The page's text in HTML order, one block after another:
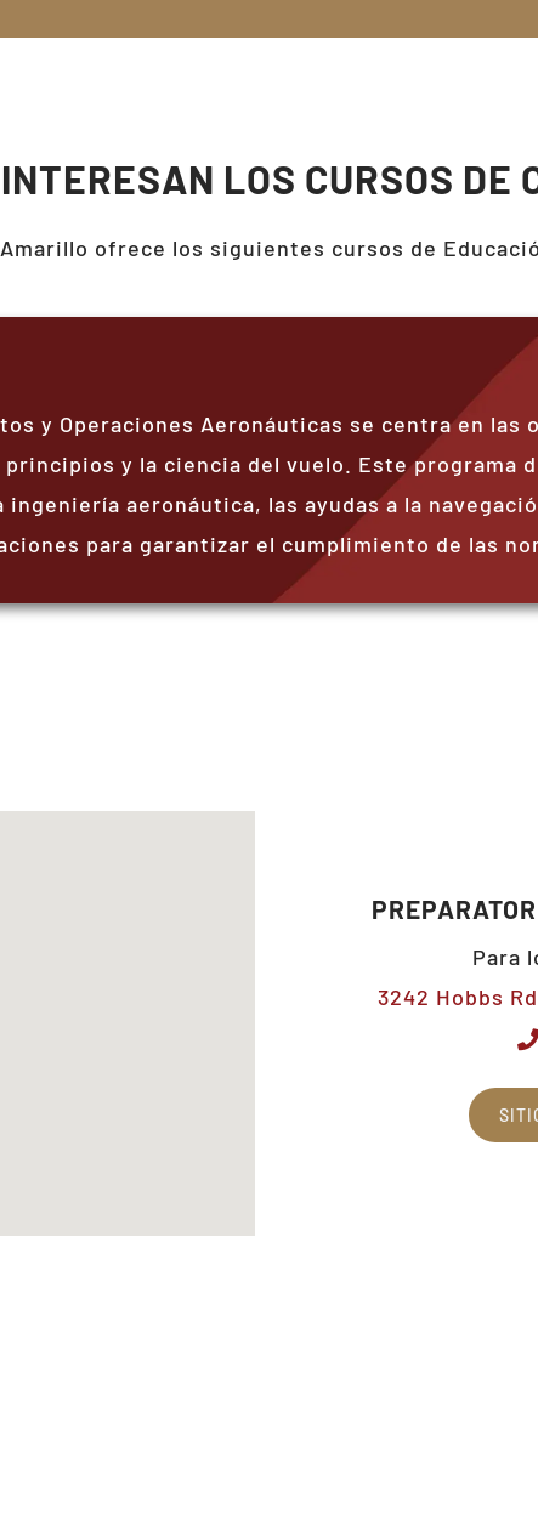
LOS CURSOS DE
Amarillo ofrece los siguientes cursos de
y Operaciones Aeronáuticas se centra en las
y la ciencia del vuelo. Este programa
aeronáutica, las ayudas a la
para garantizar el cumplimiento de las
Para
3242 Hobbs